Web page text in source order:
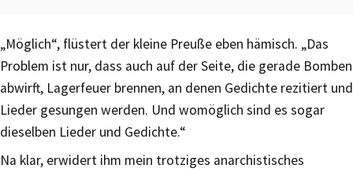
„Möglich“, flüstert der kleine Preuße eben hämisch. „Das
Problem ist nur, dass auch auf der Seite, die gerade Bomben
abwirft, Lagerfeuer brennen, an denen Gedichte rezitiert und
Lieder gesungen werden. Und womöglich sind es sogar
dieselben Lieder und Gedichte.“
Na klar, erwidert ihm mein trotziges anarchistisches